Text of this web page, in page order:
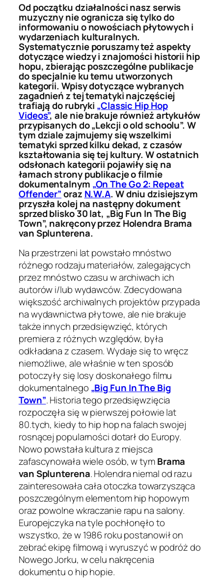
Od początku działalności nasz serwis
muzyczny nie ogranicza się tylko do
informowaniu o nowościach płytowych i
wydarzeniach kulturalnych.
Systematycznie poruszamy też aspekty
dotyczące wiedzy i znajomości historii hip
hopu, zbierając poszczególne publikacje
do specjalnie ku temu utworzonych
kategorii. Wpisy dotyczące wybranych
zagadnień z tej tematyki najczęściej
trafiają do rubryki „Classic Hip Hop
Videos”, ale nie brakuje również artykułów
przypisanych do „Lekcji o old schoolu”. W
tym dziale zajmujemy się wszelkimi
tematyki sprzed kilku dekad, z czasów
kształtowania się tej kultury. W ostatnich
odsłonach kategorii pojawiły się na
łamach strony publikacje o filmie
dokumentalnym „On The Go 2: Repeat
Offender”oraz N.W.A. W dniu dzisiejszym
przyszła kolej na następny dokument
sprzed blisko 30 lat, „Big Fun In The Big
Town”, nakręcony przez Holendra Brama
van Splunterena.
Na przestrzeni lat powstało mnóstwo
różnego rodzaju materiałów, zalegających
przez mnóstwo czasu w archiwach ich
autorów i/lub wydawców. Zdecydowana
większość archiwalnych projektów przypada
na wydawnictwa płytowe, ale nie brakuje
także innych przedsięwzięć, których
premiera z różnych względów, była
odkładana z czasem. Wydaje się to wręcz
niemożliwe, ale właśnie w ten sposób
potoczyły się losy doskonałego filmu
dokumentalnego „Big Fun In The Big
Town”. Historia tego przedsięwzięcia
rozpoczęła się w pierwszej połowie lat
80.tych, kiedy to hip hop na falach swojej
rosnącej popularności dotarł do Europy.
Nowo powstała kultura z miejsca
zafascynowała wiele osób, w tymBrama
van Splunterena. Holendra niemal od razu
zainteresowała cała otoczka towarzysząca
poszczególnym elementom hip hopowym
oraz powolne wkraczanie rapu na salony.
Europejczyka na tyle pochłonęło to
wszystko, że w 1986 roku postanowił on
zebrać ekipę filmową i wyruszyć w podróż do
Nowego Jorku, w celu nakręcenia
dokumentu o hip hopie.